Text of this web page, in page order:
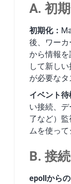
A. 初
初期化：
後、ワー
から情報
して新し
が必要なタ
イベント待
い接続、
了など）
ムを使って
B. 接
epollから